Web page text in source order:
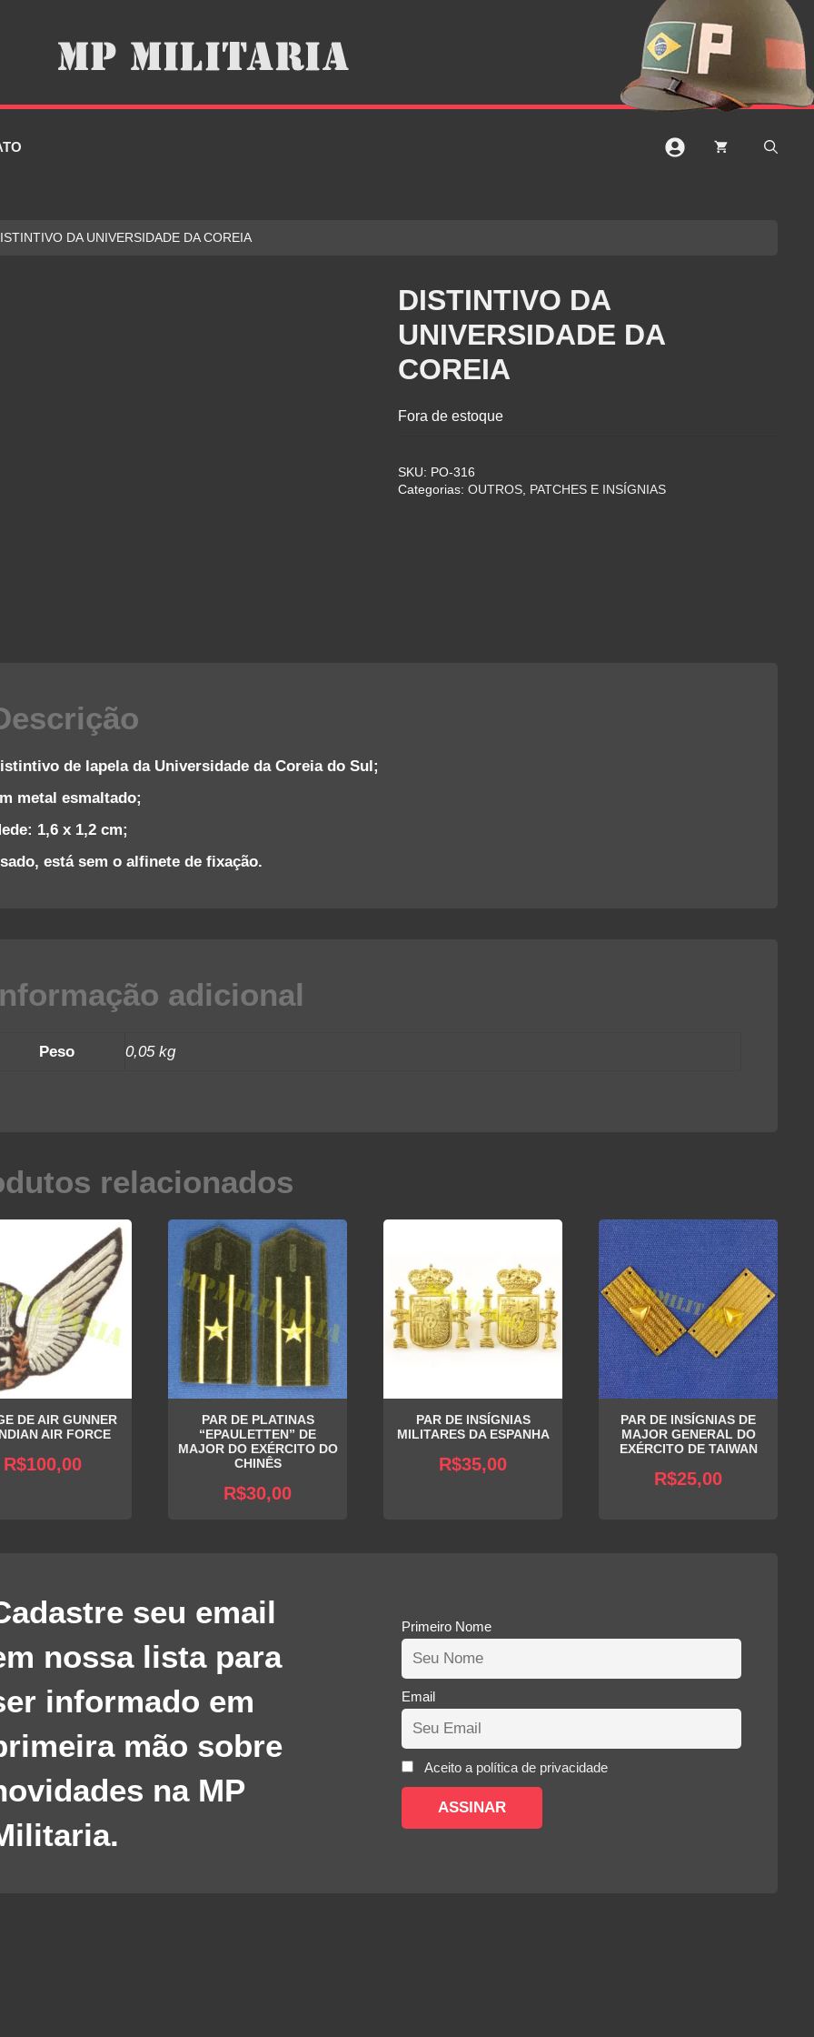
DA UNIVERSIDADE DA COREIA
DISTINTIVO DA
UNIVERSIDADE DA
COREIA
Fora de estoque
SKU: PO-316
Categorias:OUTROS, PATCHES E INSÍGNIAS
de lapela da Universidade da Coreia do Sul;
metal esmaltado;
1,6 x 1,2 cm;
está sem o alfinete de fixação.
adicional
Peso 0,05 kg
relacionados
DE AIR GUNNER
AIR FORCE
R$100,00
PAR DE PLATINAS
“EPAULETTEN” DE
MAJOR DO EXÉRCITO DO
CHINÊS
R$30,00
PAR DE INSÍGNIAS
MILITARES DA ESPANHA
R$35,00
PAR DE INSÍGNIAS DE
MAJOR GENERAL DO
EXÉRCITO DE TAIWAN
R$25,00
seu email
nossa lista para
informado em
mão sobre
na MP
Primeiro Nome
Email
Aceito a política de privacidade